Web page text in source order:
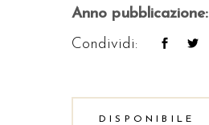
Anno pubblicazione:
Condividi:
DISPONIBILE